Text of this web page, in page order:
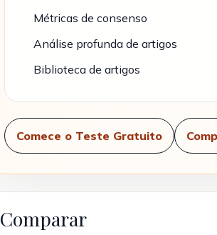
Métricas de consenso
Análise profunda de artigos
Biblioteca de artigos
Comece o Teste Gratuito
Comparar